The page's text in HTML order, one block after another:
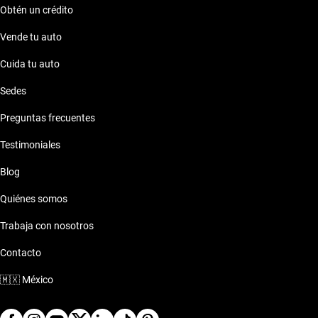
Obtén un crédito
Vende tu auto
Cuida tu auto
Sedes
Preguntas frecuentes
Testimoniales
Blog
Quiénes somos
Trabaja con nosotros
Contacto
🇲🇽 México